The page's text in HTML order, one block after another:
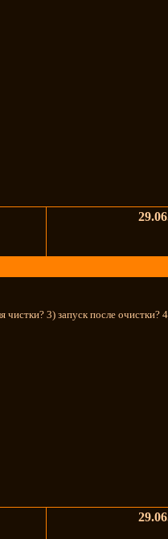
чистки? 3) запуск после очистки?